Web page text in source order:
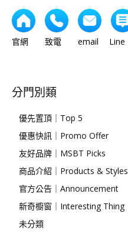
官網 致電 email Line
分門別類
優先置頂｜Top 5
優惠快訊｜Promo Offer
友好品牌｜MSBT Picks
商品介紹｜Products & Styles
官方公告｜Announcement
新奇櫥窗｜Interesting Thing
未分類